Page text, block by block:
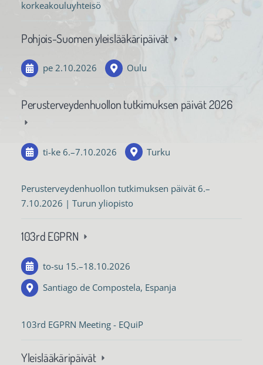
korkeakouluyhteisö
Pohjois-Suomen yleislääkäripäivät
pe 2.10.2026 Oulu
Perusterveydenhuollon tutkimuksen päivät 2026
ti-ke 6.–7.10.2026 Turku
Perusterveydenhuollon tutkimuksen päivät 6.–
7.10.2026 | Turun yliopisto
103rd EGPRN
to-su 15.–18.10.2026
Santiago de Compostela, Espanja
103rd EGPRN Meeting - EQuiP
Yleislääkäripäivät